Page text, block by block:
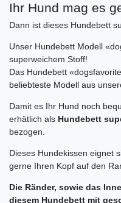
Ihr Hund mag es
Dann ist dieses Hundebett
Unser Hundebett Modell
superweichem Stoff!
Das Hundebett
beliebteste Modell aus
Damit es Ihr Hund noch
erhätlich als Hundebett
bezogen.
Dieses Hundekissen eignet
gerne Ihren Kopf auf den
Die Ränder, sowie das
diesem Hundebett mit